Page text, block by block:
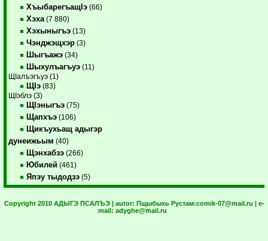
ХъыбарегъащIэ (66)
Хэха (7 880)
Хэхыныгъэ (13)
Чэнджэщхэр (3)
Шыгъажэ (34)
Шыхулъагъуэ (11)
ЩIалъэгъуэ (1)
ЩIэ (83)
ЩIэблэ (3)
ЩIэныгъэ (75)
Щапхъэ (106)
Щикъухьащ адыгэр
дунеижьым (40)
Щэнхабзэ (266)
Юбилей (461)
Япэу тыдодзэ (5)
Copyright 2010 АДЫГЭ ПСАЛЪЭ | autor: Пщыбыхь Рустам:comik-07@mail.ru | e-
mail: adyghe@mail.ru